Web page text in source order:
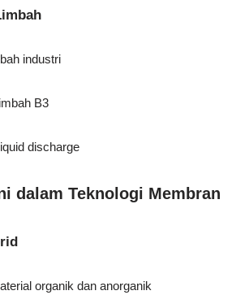
industri
B3
discharge
dalam Teknologi Membran
organik dan anorganik